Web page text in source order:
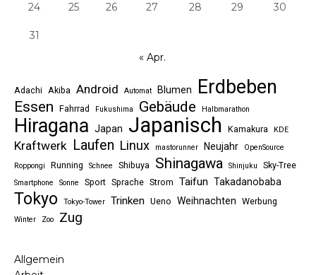
24 25 26 27 28 29 30
31
« Apr.
Adachi Akiba Android Automat Blumen Erdbeben
Essen Fahrrad Fukushima Gebäude Halbmarathon
Hiragana Japan Japanisch Kamakura KDE
Kraftwerk Laufen Linux mastorunner Neujahr
OpenSource
Roppongi
Running Schnee Shibuya Shinagawa Shinjuku Sky-Tree
Smartphone Sonne Sport Sprache Strom Taifun Takadanobaba
Tokyo Tokyo-Tower Trinken Ueno Weihnachten Werbung
Winter Zoo Zug
Allgemein